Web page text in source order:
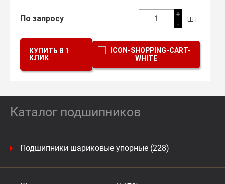
Каталог подшипников
Подшипники шариковые упорные (228)
По запросу 1
+
-
шт.
КУПИТЬ В 1
КЛИК